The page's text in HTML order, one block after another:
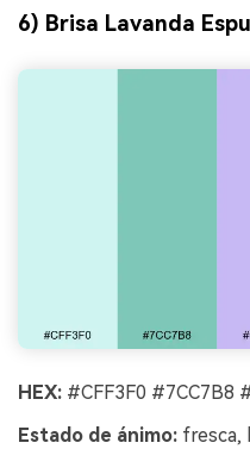
6) Brisa Lavanda
HEX: #CFF3F0 #7CC7B8
Estado de ánimo: fresca,